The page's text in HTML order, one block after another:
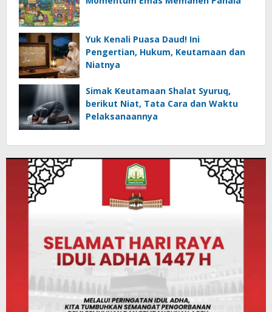
Yuk Kenali Puasa Daud! Ini
Pengertian, Hukum, Keutamaan dan
Niatnya
Simak Keutamaan Shalat Syuruq,
berikut Niat, Tata Cara dan Waktu
Pelaksanaannya